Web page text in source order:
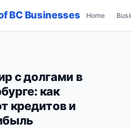
BC Businesses Home
с долгами в
как
кредитов и